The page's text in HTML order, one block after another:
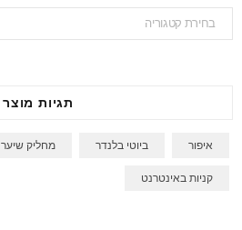
חיפוש
בבלוג
תגיות מוצר
איפור ביוטי בלנדר מחליק שיער
קניות באינטרנט